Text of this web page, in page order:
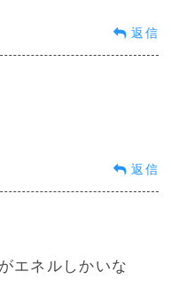
返信
返信
エネルしかいな